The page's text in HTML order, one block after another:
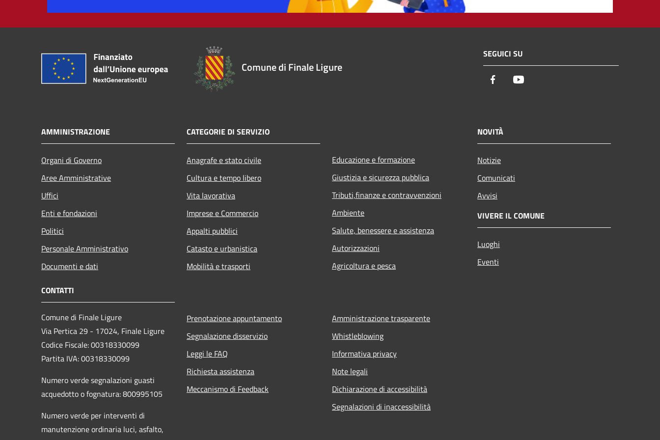
Comune di Finale Ligure
SEGUICI SU
Facebook
AMMINISTRAZIONE
Organi di Governo
Aree Amministrative
Uffici
Enti e fondazioni
Politici
Personale Amministrativo
Documenti e dati
CATEGORIE DI SERVIZIO
Anagrafe e stato civile
Cultura e tempo libero
Vita lavorativa
Imprese e Commercio
Appalti pubblici
Catasto e urbanistica
Mobilità e trasporti
Educazione e formazione
Giustizia e sicurezza pubblica
Tributi,finanze e contravvenzioni
Ambiente
Salute, benessere e assistenza
Autorizzazioni
Agricoltura e pesca
NOVITÀ
Notizie
Comunicati
Avvisi
VIVERE IL COMUNE
Luoghi
Eventi
CONTATTI
Comune di Finale Ligure
Via Pertica 29 - 17024, Finale Ligure
Codice Fiscale: 00318330099
Partita IVA: 00318330099
Numero verde segnalazioni guasti
acquedotto o fognatura: 800995105
Numero verde per interventi di
manutenzione ordinaria luci, asfalto,
Prenotazione appuntamento
Segnalazione disservizio
Leggi le FAQ
Richiesta assistenza
Meccanismo di Feedback
Amministrazione trasparente
Whistleblowing
Informativa privacy
Note legali
Dichiarazione di accessibilità
Segnalazioni di inaccessibilità